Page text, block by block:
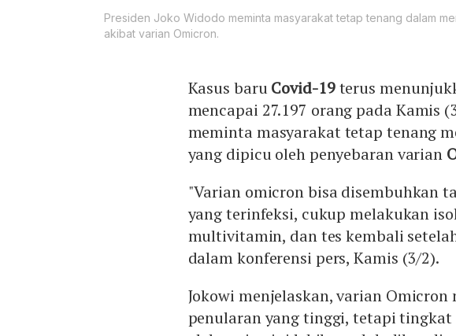
Presiden Joko Widodo meminta masyarakat tetap tenang dalam
akibat varian Omicron.
Kasus baruCovid-19terus
mencapai 27.197 orang pada Kamis
meminta masyarakat tetap tenang
yang dipicu oleh penyebaran varian
"Varian omicron bisa disembuhkan
yang terinfeksi, cukup melakukan
multivitamin, dan tes kembali
dalam konferensi pers, Kamis (3/2).
Jokowi menjelaskan, varian
penularan yang tinggi, tetapi tingkat